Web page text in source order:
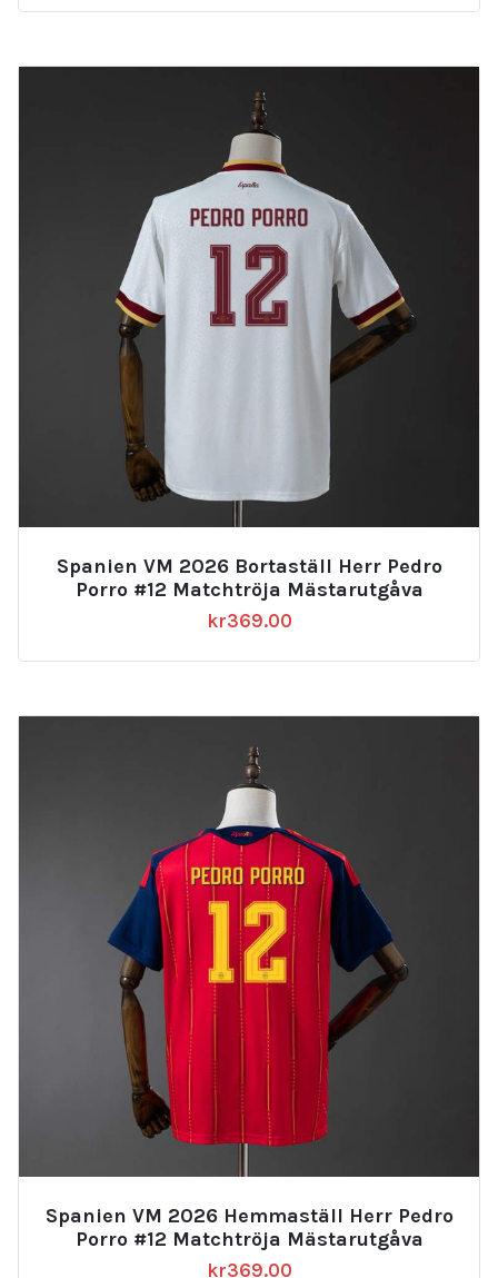
Spanien VM 2026 Bortaställ Herr Pedro
Porro #12 Matchtröja Mästarutgåva
kr369.00
Spanien VM 2026 Hemmaställ Herr Pedro
Porro #12 Matchtröja Mästarutgåva
kr369.00